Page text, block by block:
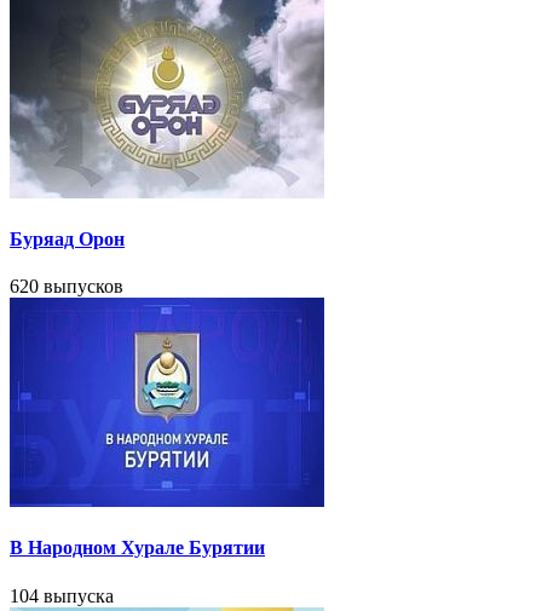
Буряад Орон
620 выпусков
В Народном Хурале Бурятии
104 выпуска